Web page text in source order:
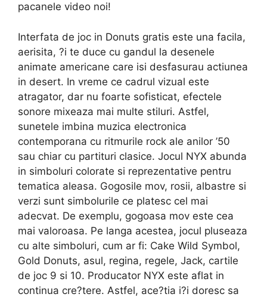
pacanele video noi!
Interfata de joc in Donuts gratis este una facila,
aerisita, ?i te duce cu gandul la desenele
animate americane care isi desfasurau actiunea
in desert. In vreme ce cadrul vizual este
atragator, dar nu foarte sofisticat, efectele
sonore mixeaza mai multe stiluri. Astfel,
sunetele imbina muzica electronica
contemporana cu ritmurile rock ale anilor ’50
sau chiar cu partituri clasice. Jocul NYX abunda
in simboluri colorate si reprezentative pentru
tematica aleasa. Gogosile mov, rosii, albastre si
verzi sunt simbolurile ce platesc cel mai
adecvat. De exemplu, gogoasa mov este cea
mai valoroasa. Pe langa acestea, jocul pluseaza
cu alte simboluri, cum ar fi: Cake Wild Symbol,
Gold Donuts, asul, regina, regele, Jack, cartile
de joc 9 si 10. Producator NYX este aflat in
continua cre?tere. Astfel, ace?tia i?i doresc sa